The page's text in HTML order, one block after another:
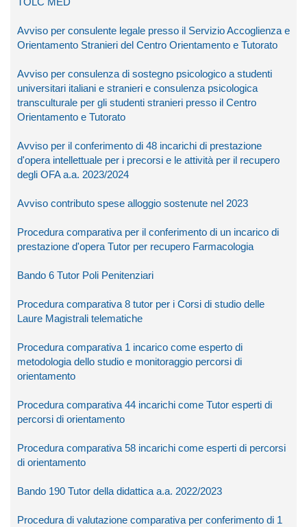
Avviso per consulente legale presso il Servizio Accoglienza e
Orientamento Stranieri del Centro Orientamento e Tutorato
Avviso per consulenza di sostegno psicologico a studenti
universitari italiani e stranieri e consulenza psicologica
transculturale per gli studenti stranieri presso il Centro
Orientamento e Tutorato
Avviso per il conferimento di 48 incarichi di prestazione
d'opera intellettuale per i precorsi e le attività per il recupero
degli OFA a.a. 2023/2024
Avviso contributo spese alloggio sostenute nel 2023
Procedura comparativa per il conferimento di un incarico di
prestazione d'opera Tutor per recupero Farmacologia
Bando 6 Tutor Poli Penitenziari
Procedura comparativa 8 tutor per i Corsi di studio delle
Laure Magistrali telematiche
Procedura comparativa 1 incarico come esperto di
metodologia dello studio e monitoraggio percorsi di
orientamento
Procedura comparativa 44 incarichi come Tutor esperti di
percorsi di orientamento
Procedura comparativa 58 incarichi come esperti di percorsi
di orientamento
Bando 190 Tutor della didattica a.a. 2022/2023
Procedura di valutazione comparativa per conferimento di 1